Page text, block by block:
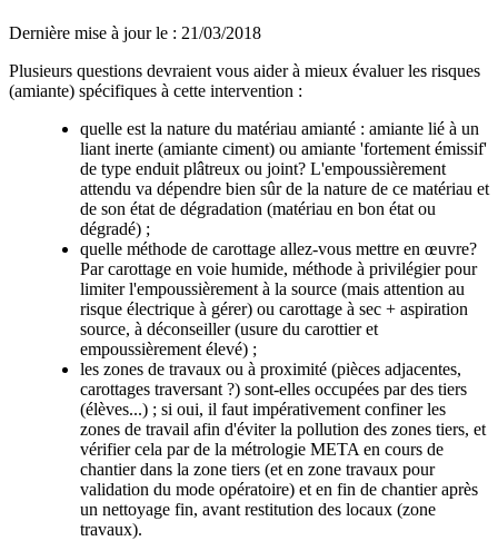
Dernière mise à jour le : 21/03/2018
Plusieurs questions devraient vous aider à mieux évaluer les risques
(amiante) spécifiques à cette intervention :
quelle est la nature du matériau amianté : amiante lié à un
liant inerte (amiante ciment) ou amiante 'fortement émissif'
de type enduit plâtreux ou joint? L'empoussièrement
attendu va dépendre bien sûr de la nature de ce matériau et
de son état de dégradation (matériau en bon état ou
dégradé) ;
quelle méthode de carottage allez-vous mettre en œuvre?
Par carottage en voie humide, méthode à privilégier pour
limiter l'empoussièrement à la source (mais attention au
risque électrique à gérer) ou carottage à sec + aspiration
source, à déconseiller (usure du carottier et
empoussièrement élevé) ;
les zones de travaux ou à proximité (pièces adjacentes,
carottages traversant ?) sont-elles occupées par des tiers
(élèves...) ; si oui, il faut impérativement confiner les
zones de travail afin d'éviter la pollution des zones tiers, et
vérifier cela par de la métrologie META en cours de
chantier dans la zone tiers (et en zone travaux pour
validation du mode opératoire) et en fin de chantier après
un nettoyage fin, avant restitution des locaux (zone
travaux).